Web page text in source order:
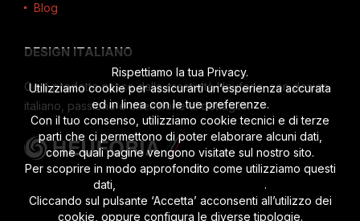
Blog
DESIGN ITALIANO
Ogni prodotto nasce dalla creatività Heuforia, con design
italiano, passione e attenzione al dettaglio.
Rispettiamo la tua Privacy.
Utilizziamo cookie per assicurarti un’esperienza accurata
ed in linea con le tue preferenze.
Con il tuo consenso, utilizziamo cookie tecnici e di terze
parti che ci permettono di poter elaborare alcuni dati,
come quali pagine vengono visitate sul nostro sito.
Per scoprire in modo approfondito come utilizziamo questi
dati,
.
Cliccando sul pulsante ‘Accetta’ acconsenti all’utilizzo dei
cookie, oppure configura le diverse tipologie.